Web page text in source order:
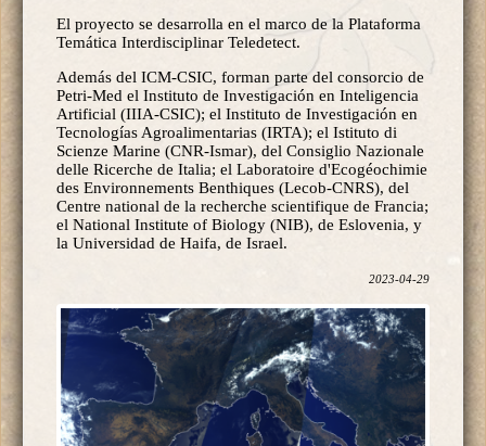
El proyecto se desarrolla en el marco de la Plataforma
Temática Interdisciplinar Teledetect.
Además del ICM-CSIC, forman parte del consorcio de
Petri-Med el Instituto de Investigación en Inteligencia
Artificial (IIIA-CSIC); el Instituto de Investigación en
Tecnologías Agroalimentarias (IRTA); el Istituto di
Scienze Marine (CNR-Ismar), del Consiglio Nazionale
delle Ricerche de Italia; el Laboratoire d'Ecogéochimie
des Environnements Benthiques (Lecob-CNRS), del
Centre national de la recherche scientifique de Francia;
el National Institute of Biology (NIB), de Eslovenia, y
la Universidad de Haifa, de Israel.
2023-04-29